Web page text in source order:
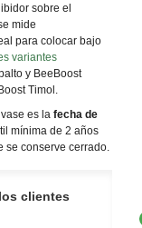
sobre el
mide
para colocar bajo
variantes
y BeeBoost
Timol.
es la fecha de
mínima de 2 años
se conserve cerrado.
clientes